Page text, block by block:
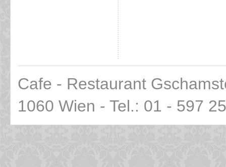
Cafe - Restaurant
1060 Wien - Tel.: 01 - 597